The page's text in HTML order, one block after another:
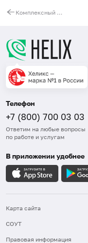
Комплексный анализ крови на ненасыщенные жирные кислоты семейства омега-9
Телефон
+7 (800) 700 03 03
Ответим на любые вопросы
по работе и услугам
В приложении удобнее
Карта сайта
СОУТ
Правовая информация